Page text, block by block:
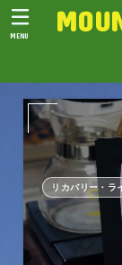
MENU
リカバリー・ラ